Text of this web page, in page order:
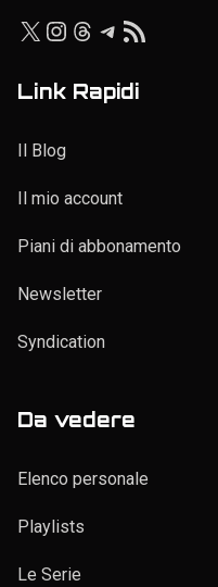
X Instagram
Threads
Telegram
Link Rapidi
Il Blog
Il mio account
Piani di abbonamento
Newsletter
Syndication
Da vedere
Elenco personale
Playlists
Le Serie